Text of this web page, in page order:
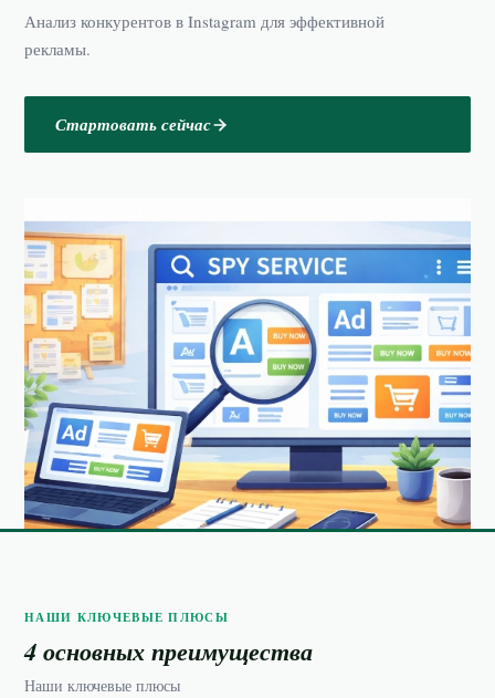
Анализ конкурентов в Instagram для эффективной
рекламы.
Стартовать сейчас
НАШИ КЛЮЧЕВЫЕ ПЛЮСЫ
4 основных преимущества
Наши ключевые плюсы